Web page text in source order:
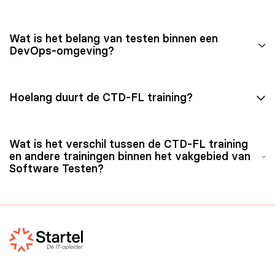
op het CTD-FL examen, uitgegeven door iSQI.
De CTD-FL examenvoucher is niet inbegrepen, maar
Wat is het belang van testen binnen een
DevOps-omgeving?
snelle en betrouwbare softwarelevering. Door de CTD-
Cycles (SDLC’s) kunt integreren.
Hoelang duurt de CTD-FL training?
klassikaalals virtueel te volgen.
Wat is het verschil tussen de CTD-FL training
en andere trainingen binnen het vakgebied van
Software Testen?
continue integratie en testautomatisering centraal
staan. Bij andere trainingen worden andere